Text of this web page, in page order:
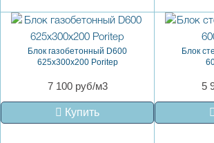
Блок газобетонный D600
625х300х200 Poritep
7 100 руб/м3
Купить
Блок
5